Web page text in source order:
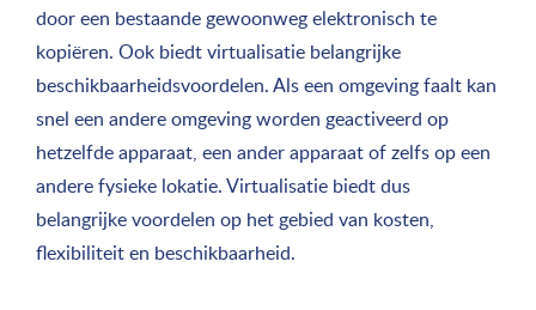
door een bestaande gewoonweg elektronisch te
kopiëren. Ook biedt virtualisatie belangrijke
beschikbaarheidsvoordelen. Als een omgeving faalt kan
snel een andere omgeving worden geactiveerd op
hetzelfde apparaat, een ander apparaat of zelfs op een
andere fysieke lokatie. Virtualisatie biedt dus
belangrijke voordelen op het gebied van kosten,
flexibiliteit en beschikbaarheid.